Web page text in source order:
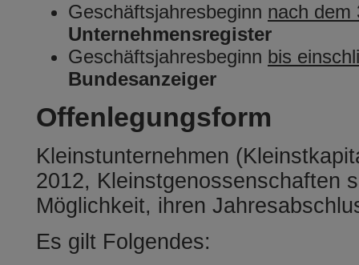
Geschäftsjahresbeginn nach dem
Unternehmensregister
Geschäftsjahresbeginn bis
Bundesanzeiger
Offenlegungsform
Kleinstunternehmen
2012, Kleinstgenossenschaften
Möglichkeit, ihren
Es gilt Folgendes: